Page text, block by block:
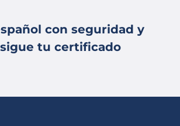
con seguridad y
tu certificado